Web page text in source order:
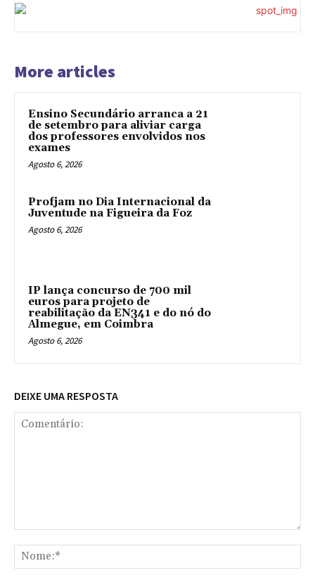
More articles
Ensino Secundário arranca a 21
de setembro para aliviar carga
dos professores envolvidos nos
exames
Agosto 6, 2026
Profjam no Dia Internacional da
Juventude na Figueira da Foz
Agosto 6, 2026
IP lança concurso de 700 mil
euros para projeto de
reabilitação da EN341 e do nó do
Almegue, em Coimbra
Agosto 6, 2026
DEIXE UMA RESPOSTA